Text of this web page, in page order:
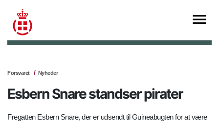
Forsvaret Nyheder
Esbern Snare standser pirater
Fregatten Esbern Snare, der er udsendt til Guineabugten for at være